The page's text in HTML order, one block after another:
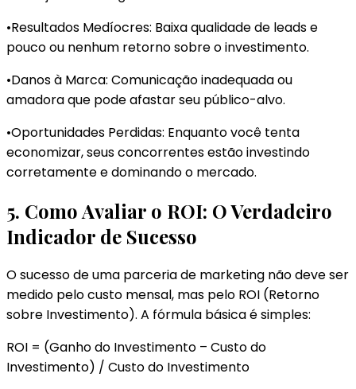
•Resultados Medíocres: Baixa qualidade de leads e
pouco ou nenhum retorno sobre o investimento.
•Danos à Marca: Comunicação inadequada ou
amadora que pode afastar seu público-alvo.
•Oportunidades Perdidas: Enquanto você tenta
economizar, seus concorrentes estão investindo
corretamente e dominando o mercado.
5. Como Avaliar o ROI: O Verdadeiro
Indicador de Sucesso
O sucesso de uma parceria de marketing não deve ser
medido pelo custo mensal, mas pelo ROI (Retorno
sobre Investimento). A fórmula básica é simples:
ROI = (Ganho do Investimento – Custo do
Investimento) / Custo do Investimento